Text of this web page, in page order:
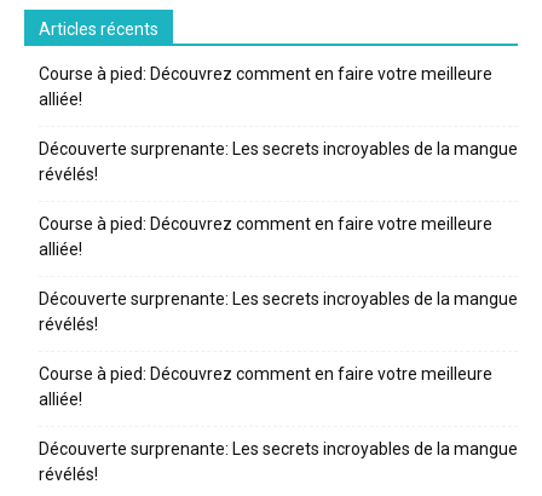
Articles récents
Course à pied: Découvrez comment en faire votre meilleure
alliée!
Découverte surprenante: Les secrets incroyables de la mangue
révélés!
Course à pied: Découvrez comment en faire votre meilleure
alliée!
Découverte surprenante: Les secrets incroyables de la mangue
révélés!
Course à pied: Découvrez comment en faire votre meilleure
alliée!
Découverte surprenante: Les secrets incroyables de la mangue
révélés!